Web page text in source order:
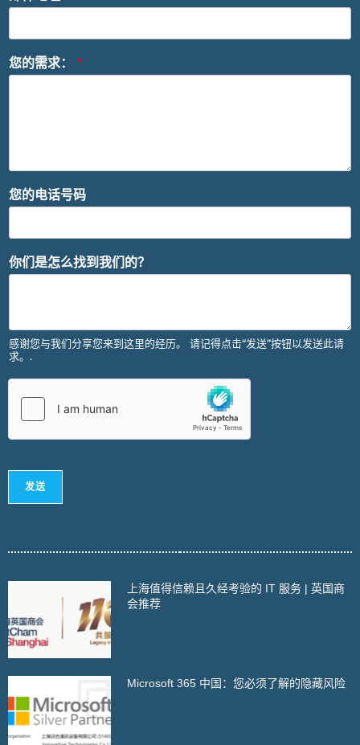
您的需求： *
您的电话号码
你们是怎么找到我们的？
感谢您与我们分享您来到这里的经历。 请记得点击“发送”按钮以发送此请
求。.
发送
上海值得信赖且久经考验的 IT 服务 | 英国商
会推荐
Microsoft 365 中国：您必须了解的隐藏风险